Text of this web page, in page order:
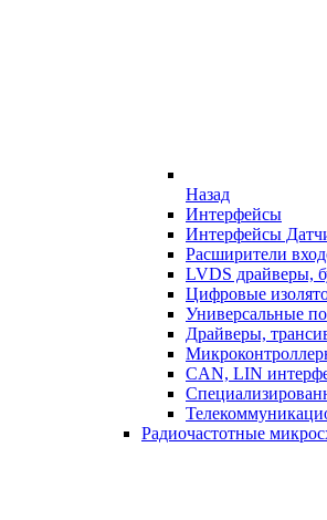
Назад
Интерфейсы
Интерфейсы
Расширители
LVDS драйверы,
Цифровые
Универсальные
Драйверы,
CAN, LIN
Радиочастотные